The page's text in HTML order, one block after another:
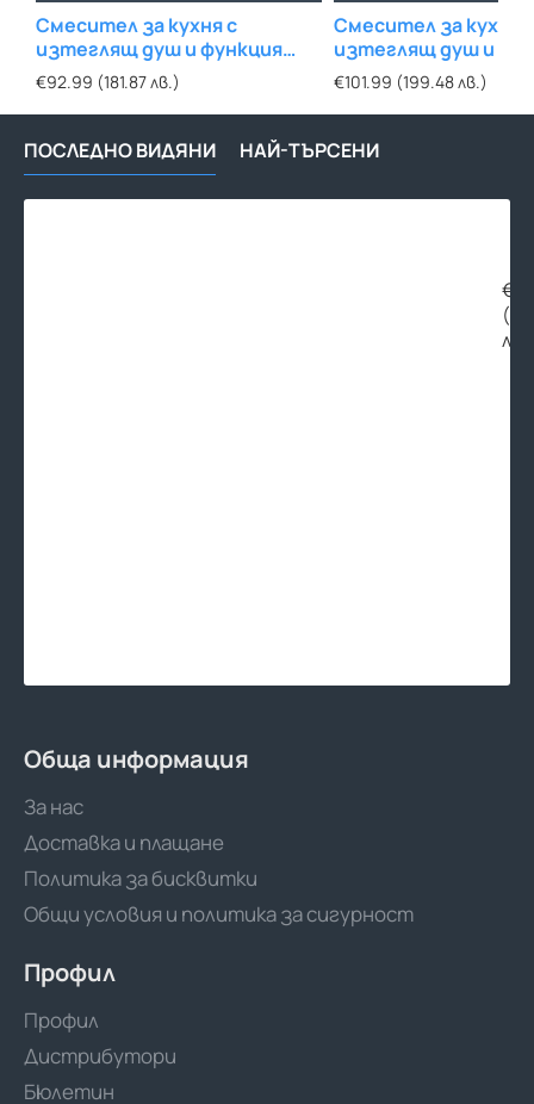
Смесител за кухня с
изтеглящ душ и функция
Миене на чаши - Инокс
€92.99 (181.87 лв.)
Смесител за кухня с
изтеглящ душ и
Миене на чаши -
€101.99 (199.48 лв.)
ПОСЛЕДНО ВИДЯНИ НАЙ-ТЪРСЕНИ
Pola
лв.)
Обща информация
За нас
Доставка и плащане
Политика за бисквитки
Общи условия и политика за сигурност
Профил
Профил
Дистрибутори
Бюлетин